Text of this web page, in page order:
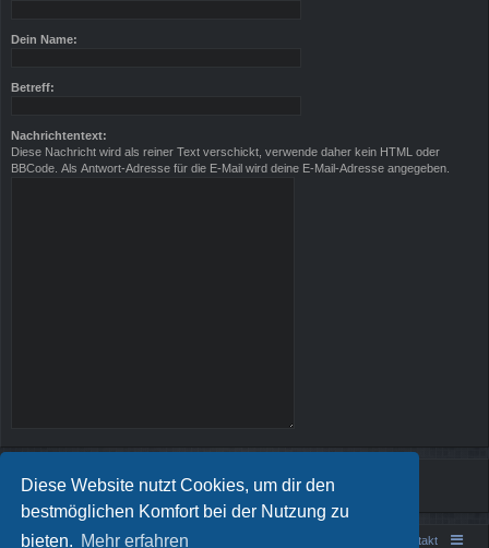
Diese Website nutzt Cookies, um dir den
bestmöglichen Komfort bei der Nutzung zu
bieten. Mehr erfahren
Dein Name:
Betreff:
Nachrichtentext:
Diese Nachricht wird als reiner Text verschickt, verwende daher kein HTML oder
BBCode. Als Antwort-Adresse für die E-Mail wird deine E-Mail-Adresse angegeben.
Portal Foren-Übersicht Kontakt